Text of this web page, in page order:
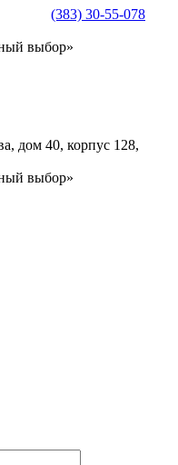
(383) 30-55-078
выбор»
дом 40, корпус 128,
выбор»